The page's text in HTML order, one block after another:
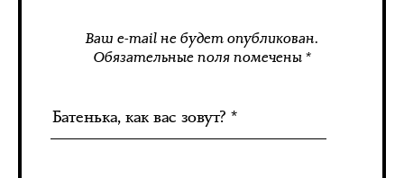
Ваш e-mail не будет опубликован.
Обязательные поля помечены *